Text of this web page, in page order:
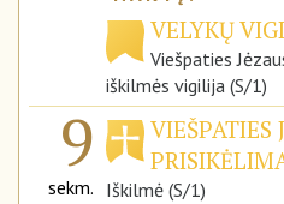
VELYKŲ
Viešpaties
iškilmės vigilija (S/1)
9
sekm.
VIEŠPATIES
Iškilmė (S/1)